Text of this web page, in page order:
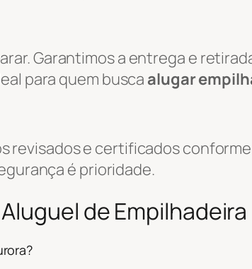
Garantimos a entrega e
para quem busca alugar
e certificados conforme
é prioridade.
de Empilhadeira